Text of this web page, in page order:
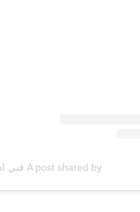
A post shared by فني ادوات صحية (@q867com)